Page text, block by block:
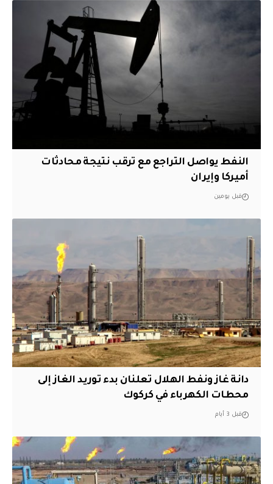
النفط يواصل التراجع مع ترقب نتيجة محادثات
أميركا وإيران
قبل يومين
دانة غاز ونفط الهلال تعلنان بدء توريد الغاز إلى
محطات الكهرباء في كركوك
قبل 3 أيام